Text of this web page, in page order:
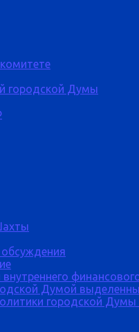
городской Думы
Думой
городской